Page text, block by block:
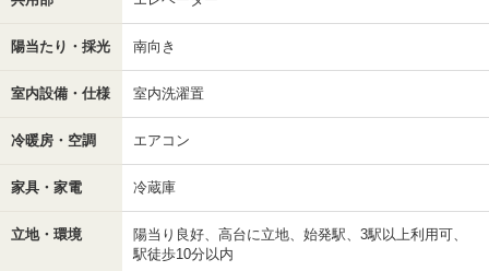
陽当たり・採光 南向き
室内設備・仕様 室内洗濯置
冷暖房・空調 エアコン
家具・家電 冷蔵庫
立地・環境
陽当り良好、高台に立地、始発駅、3駅以上利用可、
駅徒歩10分以内